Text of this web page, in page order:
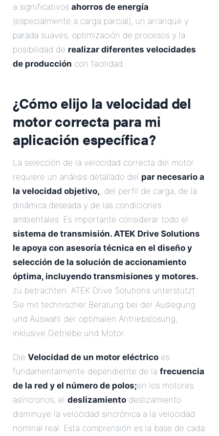
a significativos ahorros de energía
(especialmente a carga parcial), un arranque y
parada suaves, optimización de procesos y la
posibilidad de realizar diferentes velocidades
de producción con facilidad.
¿Cómo elijo la velocidad del
motor correcta para mi
aplicación específica?
La selección de la velocidad correcta del motor
requiere un análisis detallado del par necesario a
la velocidad objetivo,, del perfil de carga, de la
dinámica deseada y de las condiciones
ambientales. Es importante considerar todo el
sistema de transmisión. ATEK Drive Solutions
le apoya con asesoría técnica en el diseño y
selección de la solución de accionamiento
óptima, incluyendo transmisiones y motores.
zu betrachten. ATEK Drive Solutions unterstützt
Sie mit technischer Beratung bei der Auslegung
und Auswahl der optimalen Antriebslösung,
inklusive Getriebe und Motor.
Die Velocidad de un motor eléctrico es
fundamentalmente dependiente de la frecuencia
de la red y el número de polos;en los motores
asíncronos, el deslizamiento deslizamiento
disminuye la velocidad sincrónica a la velocidad
nominal real. Esta comprensión es la base de cada